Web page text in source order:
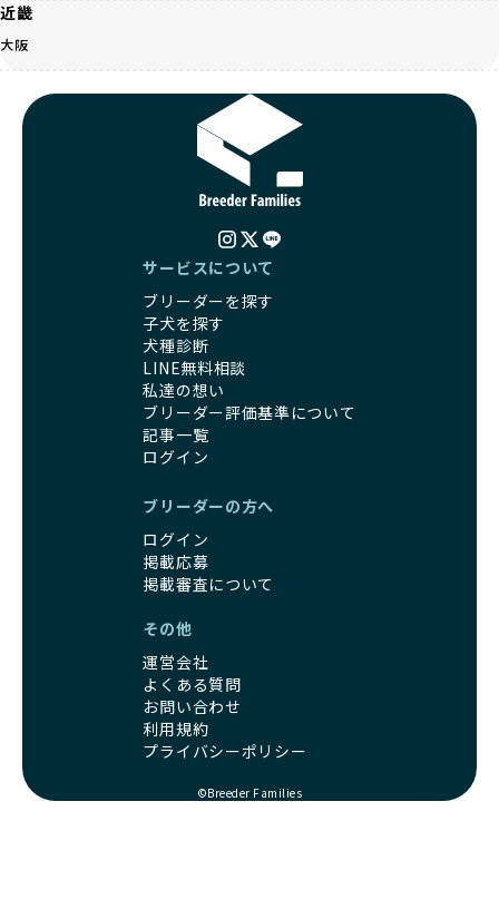
BreederFamiliesは、ペット業界が抱える命の大量生産・大
量販売、負担の大きい流通構造、劣悪な飼育環境といった課
題に真摯に向き合っています。優良ブリーダーとの直接取引
を促進することで、無駄な命の消費を減らし、命を大切にす
る社会の実現を目指しています。
さらに、売上の一部を保護団体や保護団体を支援する公益法
人へ寄付しています。多くのペット販売業者が、動物福祉へ
の取り組みが不十分であることを理由に寄付を断られる中、
ます。この活動により、保護が必要なワンちゃんの救済や保
護活動の支援にも貢献しています。
でなく、すべてのワンちゃんに優しい未来を創るための大き
な一歩です。ユーザーの皆さんがBreederFamiliesを通じて
子犬をお迎えすることで、こうした社会貢献活動を間接的に
支えることができます。
BreederFamiliesに登録されているブリーダーは、子犬が心
身ともに健康に育つための環境づくりに全力を注いでいま
遺伝的なリスクを最小限に抑えた繁殖計画、栄養バランスが
考えられた食事、子犬がのびのびと動ける適度な運動環境、
さらに獣医師と連携した健康管理まで徹底しています。
その結果、BreederFamiliesを通じてお迎えする子犬は、元
気で健康なスタートを切れることが大きな魅力です。
イントです。BreederFamiliesのブリーダーは、母犬や兄弟
犬、人との触れ合いの時間をしっかり確保し、子犬が自然に
コミュニケーション能力を身につけられるよう育てていま
家庭に迎えたその日から、すでに社会性の基盤ができている
ため、新しい環境にもスムーズに適応できます。
これにより、飼い主さんにとっても安心してスタートできる
でしょう。
を軽視しがちです。
「ペットショップ等を使わない」の詳細はこちら
近年、「小さくて可愛い」「珍しい毛色」という見た目の特
徴が人気を集め、高値で取引されることが多くなっていま
す。しかし、こうした特徴には健康リスクが伴う場合が少な
くありません。極小サイズは骨や心臓に負担がかかりやす
く、レアカラーには遺伝疾患のリスクが高まることがありま
営利優先ブリーダーは、このような流行や需要に応じて無理
な繁殖を行いがちです。小柄な母犬を繁殖に多用して体に負
担をかけたり、子犬を小さく見せるために食事を減らすな
ど、健康を犠牲にした管理がされることもあります。このよ
うな方法では、ワンちゃんの免疫力や体力が低下し、飼い主
にとっても将来的な医療費やケアの負担が増える恐れがあり
優良ブリーダーは、こうした流行に流されず、ワンちゃんの
健康を最優先に考えています。特に小さいワンちゃんやレア
カラーの子犬を販売する場合は、健康リスクを十分に理解
し、飼い主にそのリスクについて丁寧に説明しています。食
ワンちゃんの健康を第一にした繁殖を心がけています。
「見た目以上に健康重視」の詳細はこちら
引退犬とは、繁殖期を終えたワンちゃんたちのことを指しま
優良ブリーダーは、引退犬も家族の一員として、彼らの幸せ
を願っています。よって、引退後も自宅で飼育を続けるか、
信頼できる相手に譲渡するなど、ワンちゃんが幸せに暮らせ
るように配慮します。
一方、営利優先ブリーダーは引退犬を「コスト」として考
え、早く手放すことを考えます。場合によっては、悪徳保護
団体に引き渡されることもあり、ワンちゃんの生活が不安定
になる可能性が高まります。
近畿
大阪
サービスについて
ブリーダーを探す
子犬を探す
犬種診断
LINE無料相談
私達の想い
ブリーダー評価基準について
記事一覧
ログイン
ブリーダーの方へ
ログイン
掲載応募
掲載審査について
その他
運営会社
よくある質問
お問い合わせ
利用規約
プライバシーポリシー
©Breeder Families